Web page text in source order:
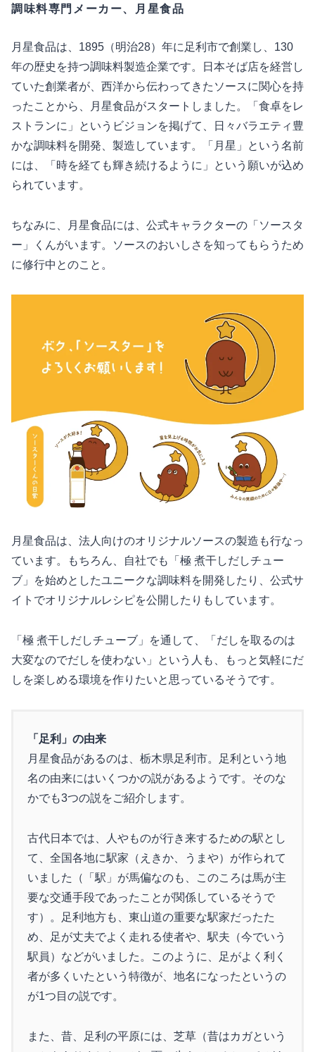
調味料専門メーカー、月星食品
月星食品は、1895（明治28）年に足利市で創業し、130
年の歴史を持つ調味料製造企業です。日本そば店を経営し
ていた創業者が、西洋から伝わってきたソースに関心を持
ったことから、月星食品がスタートしました。「食卓をレ
ストランに」というビジョンを掲げて、日々バラエティ豊
かな調味料を開発、製造しています。「月星」という名前
には、「時を経ても輝き続けるように」という願いが込め
られています。
ちなみに、月星食品には、公式キャラクターの「ソースタ
ー」くんがいます。ソースのおいしさを知ってもらうため
に修行中とのこと。
月星食品は、法人向けのオリジナルソースの製造も行なっ
ています。もちろん、自社でも「極 煮干しだしチュー
ブ」を始めとしたユニークな調味料を開発したり、公式サ
イトでオリジナルレシピを公開したりもしています。
「極 煮干しだしチューブ」を通して、「だしを取るのは
大変なのでだしを使わない」という人も、もっと気軽にだ
しを楽しめる環境を作りたいと思っているそうです。
「足利」の由来
月星食品があるのは、栃木県足利市。足利という地
名の由来にはいくつかの説があるようです。そのな
かでも3つの説をご紹介します。
古代日本では、人やものが行き来するための駅とし
て、全国各地に駅家（えきか、うまや）が作られて
いました（「駅」が馬偏なのも、このころは馬が主
要な交通手段であったことが関係しているそうで
す）。足利地方も、東山道の重要な駅家だったた
め、足が丈夫でよく走れる使者や、駅夫（今でいう
駅員）などがいました。このように、足がよく利く
者が多くいたという特徴が、地名になったというの
が1つ目の説です。
また、昔、足利の平原には、芝草（昔はカガという